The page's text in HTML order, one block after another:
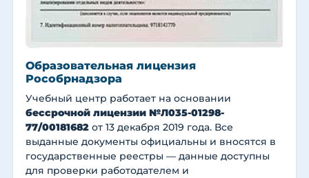
Образовательная лицензия
Рособрнадзора
Учебный центр работает на основании
бессрочной лицензии №Л035-01298-
77/00181682 от 13 декабря 2019 года. Все
выданные документы официальны и вносятся в
государственные реестры — данные доступны
для проверки работодателем и